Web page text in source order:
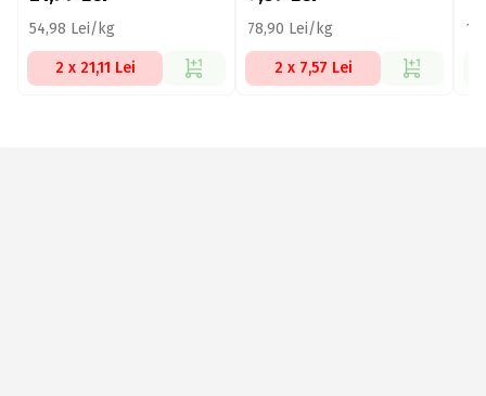
54,98 Lei/kg
2 x 21,11 Lei
78,90 Lei/kg
2 x 7,57 Lei